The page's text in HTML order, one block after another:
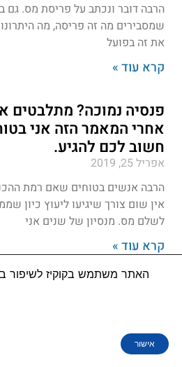
הרבה דובר ונכתב על פריסת מס.
שמסבירים מה זה פריסה, מה
את זה בפועל
קרא עוד »
פנסיה נמוכה? מתלבטים
אחרי המאמר הזה אני
חשוב לכם להגיע.
אפריל 25, 2019
הרבה אנשים בטוחים שאם רמת
אין שום צורך שיגיעו ליעוץ כיון
לשלם מס. מנסיון של שנים אני
קרא עוד »
אני עובד במקום מסודר,
"אני עובד במקום מסודר, לא מגיעה
האתר משתמש בקוקיז לשיפור
אישור